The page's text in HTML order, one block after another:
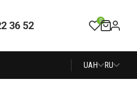
36 52 0
UAH RU